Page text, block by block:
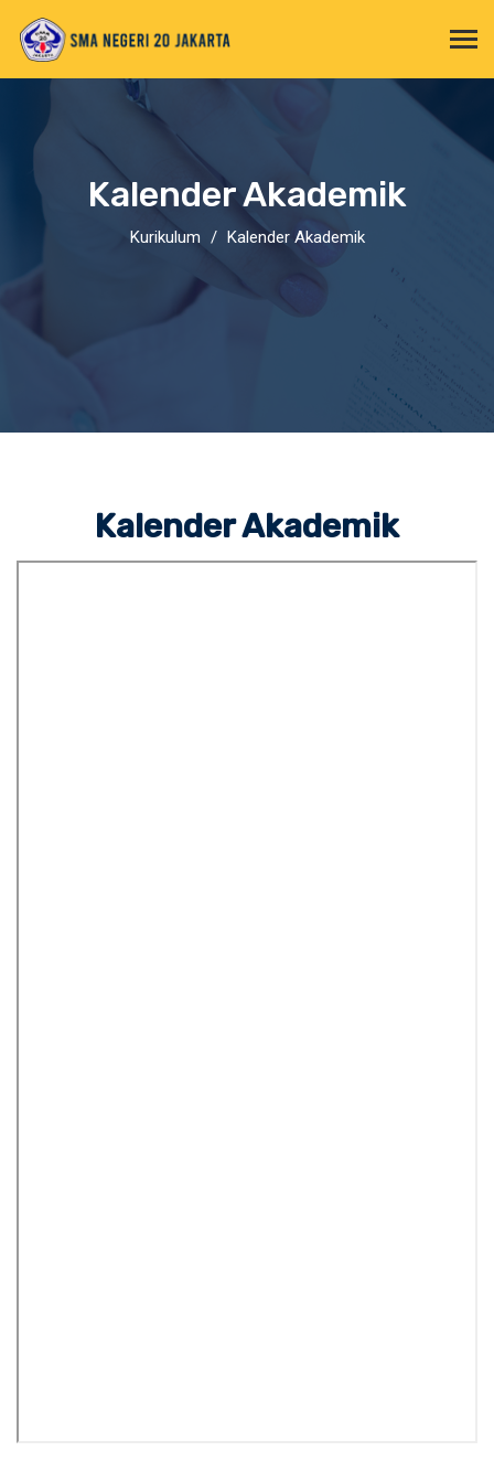
Kalender Akademik
Kurikulum Kalender Akademik
Kalender Akademik